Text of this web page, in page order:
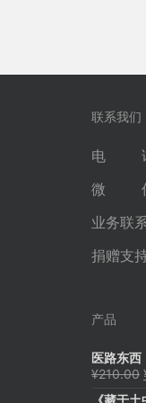
联系我们
电 话
微 信
业务联
捐赠支
产品
医路东西
¥210.00